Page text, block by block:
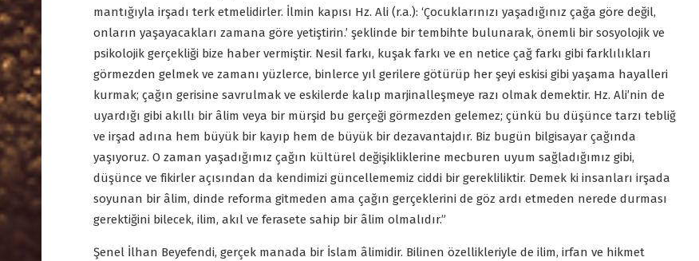
mantığıyla irşadı terk etmelidirler. İlmin kapısı Hz. Ali (r.a.): ‘Çocuklarınızı yaşadığınız çağa göre değil,
onların yaşayacakları zamana göre yetiştirin.’ şeklinde bir tembihte bulunarak, önemli bir sosyolojik ve
psikolojik gerçekliği bize haber vermiştir. Nesil farkı, kuşak farkı ve en netice çağ farkı gibi farklılıkları
görmezden gelmek ve zamanı yüzlerce, binlerce yıl gerilere götürüp her şeyi eskisi gibi yaşama hayalleri
kurmak; çağın gerisine savrulmak ve eskilerde kalıp marjinalleşmeye razı olmak demektir. Hz. Ali’nin de
uyardığı gibi akıllı bir âlim veya bir mürşid bu gerçeği görmezden gelemez; çünkü bu düşünce tarzı tebliğ
ve irşad adına hem büyük bir kayıp hem de büyük bir dezavantajdır. Biz bugün bilgisayar çağında
yaşıyoruz. O zaman yaşadığımız çağın kültürel değişikliklerine mecburen uyum sağladığımız gibi,
düşünce ve fikirler açısından da kendimizi güncellememiz ciddi bir gerekliliktir. Demek ki insanları irşada
soyunan bir âlim, dinde reforma gitmeden ama çağın gerçeklerini de göz ardı etmeden nerede durması
gerektiğini bilecek, ilim, akıl ve ferasete sahip bir âlim olmalıdır.”
Şenel İlhan Beyefendi, gerçek manada bir İslam âlimidir. Bilinen özellikleriyle de ilim, irfan ve hikmet